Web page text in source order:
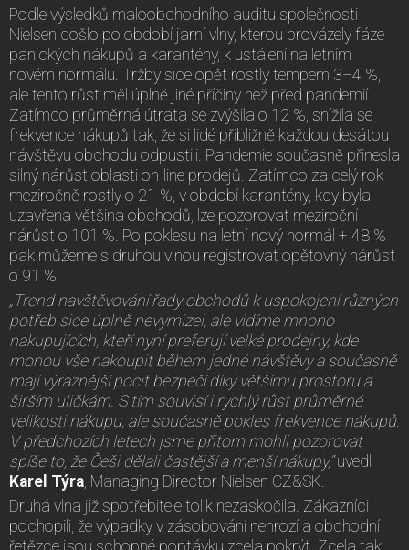
Podle výsledků maloobchodního auditu společnosti
Nielsen došlo po období jarní vlny, kterou provázely fáze
panických nákupů a karantény, k ustálení na letním
novém normálu. Tržby sice opět rostly tempem 3–4 %,
ale tento růst měl úplně jiné příčiny než před pandemií.
Zatímco průměrná útrata se zvýšila o 12 %, snížila se
frekvence nákupů tak, že si lidé přibližně každou desátou
návštěvu obchodu odpustili. Pandemie současně přinesla
silný nárůst oblasti on-line prodejů. Zatímco za celý rok
meziročně rostly o 21 %, v období karantény, kdy byla
uzavřena většina obchodů, lze pozorovat meziroční
nárůst o 101 %. Po poklesu na letní nový normál + 48 %
pak můžeme s druhou vlnou registrovat opětovný nárůst
o 91 %.
„Trend navštěvování řady obchodů k uspokojení různých
potřeb sice úplně nevymizel, ale vidíme mnoho
nakupujících, kteří nyní preferují velké prodejny, kde
mohou vše nakoupit během jedné návštěvy a současně
mají výraznější pocit bezpečí díky většímu prostoru a
širším uličkám. S tím souvisí i rychlý růst průměrné
velikosti nákupu, ale současně pokles frekvence nákupů.
V předchozích letech jsme přitom mohli pozorovat
spíše to, že Češi dělali častější a menší nákupy,“uvedl
Karel Týra , Managing Director Nielsen CZ&SK.
Druhá vlna již spotřebitele tolik nezaskočila. Zákazníci
pochopili, že výpadky v zásobování nehrozí a obchodní
řetězce jsou schopné poptávku zcela pokrýt. Zcela tak